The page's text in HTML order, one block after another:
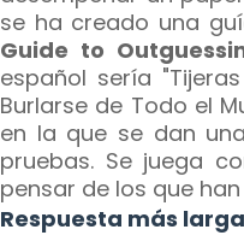
se ha creado una
Guide to
español sería
Burlarse de Todo el
en la que se dan
pruebas. Se juega
pensar de los que
Respuesta más larga